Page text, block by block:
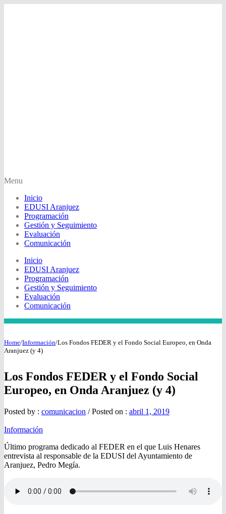
Menu
Inicio
EDUSI Aranjuez
Programación
Gestión y Seguimiento
Evaluación
Comunicación
Inicio
EDUSI Aranjuez
Programación
Gestión y Seguimiento
Evaluación
Comunicación
Home/Información/Los Fondos FEDER y el Fondo Social Europeo, en Onda
Aranjuez (y 4)
Los Fondos FEDER y el Fondo Social
Europeo, en Onda Aranjuez (y 4)
Posted by : comunicacion / Posted on : abril 1, 2019
Información
Último programa dedicado al FEDER en el que Luis Henares
entrevista al responsable de la EDUSI del Ayuntamiento de
Aranjuez, Pedro Megía.